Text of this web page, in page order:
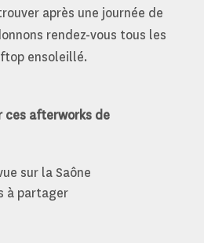
après une journée de
rendez-vous tous les
ensoleillé.
ces afterworks de
sur la Saône
à partager